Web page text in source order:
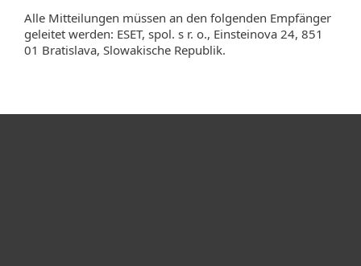
Alle Mitteilungen müssen an den folgenden Empfänger
geleitet werden: ESET, spol. s r. o., Einsteinova 24, 851
01 Bratislava, Slowakische Republik.